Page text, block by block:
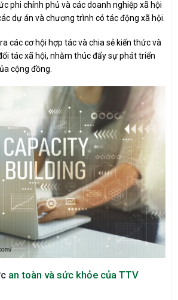
phi chính phủ và các doanh nghiệp xã hội
dự án và chương trình có tác động xã hội.
các cơ hội hợp tác và chia sẻ kiến thức và
tác xã hội, nhằm thúc đẩy sự phát triển
cộng đồng.
an toàn và sức khỏe của TTV